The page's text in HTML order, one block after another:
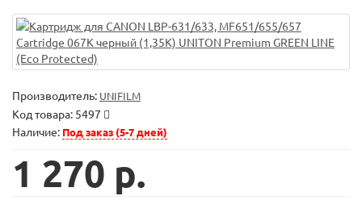
Производитель: UNIFILM
Код товара: 5497
Наличие: Под заказ (5-7 дней)
1 270 р.